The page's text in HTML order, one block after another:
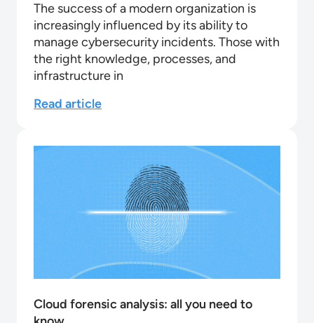
The success of a modern organization is
increasingly influenced by its ability to
manage cybersecurity incidents. Those with
the right knowledge, processes, and
infrastructure in
Read article
Cloud forensic analysis: all you need to